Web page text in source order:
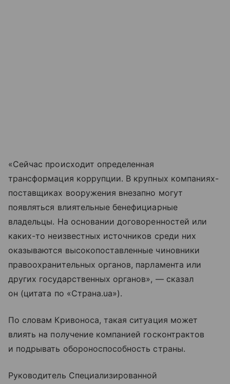
«Сейчас происходит определенная
трансформация коррупции. В крупных компаниях-
поставщиках вооружения внезапно могут
появляться влиятельные бенефициарные
владельцы. На основании договоренностей или
каких-то неизвестных источников среди них
оказываются высокопоставленные чиновники
правоохранительных органов, парламента или
других государственных органов», — сказал
он (цитата по «Страна.ua»).
По словам Кривоноса, такая ситуация может
влиять на получение компанией госконтрактов
и подрывать обороноспособность страны.
Руководитель Специализированной